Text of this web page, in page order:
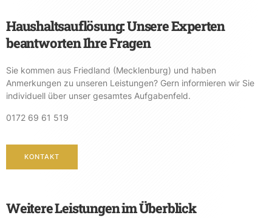
Haushaltsauflösung: Unsere Experten
beantworten Ihre Fragen
Sie kommen aus Friedland (Mecklenburg) und haben
Anmerkungen zu unseren Leistungen? Gern informieren wir Sie
individuell über unser gesamtes Aufgabenfeld.
0172 69 61 519
KONTAKT
Weitere Leistungen im Überblick